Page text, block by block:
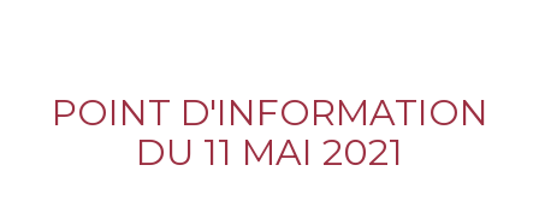
POINT D'INFORMATION
DU 11 MAI 2021